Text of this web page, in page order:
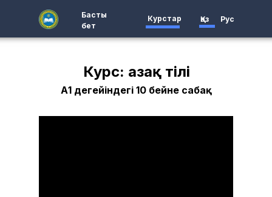
Басты
бет
Курстар Қаз Рус
Курс: Қазақ тілі
А1 деңгейіндегі 10 бейне сабақ